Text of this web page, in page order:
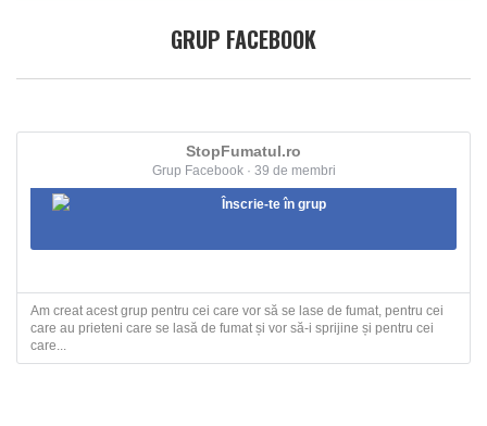
GRUP FACEBOOK
StopFumatul.ro
Grup Facebook · 39 de membri
Înscrie-te în grup
Am creat acest grup pentru cei care vor să se lase de fumat, pentru cei
care au prieteni care se lasă de fumat și vor să-i sprijine și pentru cei
care...